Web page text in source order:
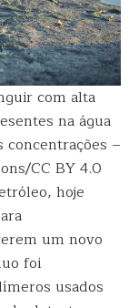
com alta
na água
–
CC BY 4.0
hoje
um novo
foi
usados